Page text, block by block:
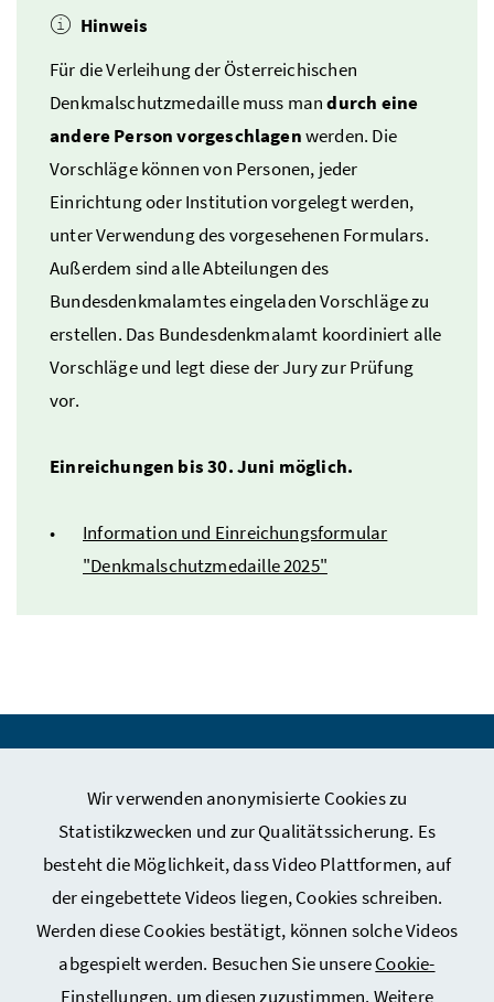
Wir verwenden anonymisierte Cookies zu
Statistikzwecken und zur Qualitätssicherung. Es
besteht die Möglichkeit, dass Video Plattformen, auf
der eingebettete Videos liegen, Cookies schreiben.
Werden diese Cookies bestätigt, können solche Videos
abgespielt werden. Besuchen Sie unsereCookie-
Einstellungen, um diesen zuzustimmen. Weitere
Hinweis
Für die Verleihung der Österreichischen
Denkmalschutzmedaille muss mandurch eine
andere Person vorgeschlagenwerden. Die
Vorschläge können von Personen, jeder
Einrichtung oder Institution vorgelegt werden,
unter Verwendung des vorgesehenen Formulars.
Außerdem sind alle Abteilungen des
Bundesdenkmalamtes eingeladen Vorschläge zu
erstellen. Das Bundesdenkmalamt koordiniert alle
Vorschläge und legt diese der Jury zur Prüfung
vor.
Einreichungen bis 30. Juni möglich.
Information und Einreichungsformular
"Denkmalschutzmedaille 2025"
Webseiten Sport
Service